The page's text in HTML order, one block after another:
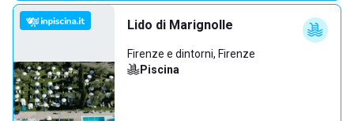
Lido di Marignolle
Firenze e dintorni, Firenze
Piscina